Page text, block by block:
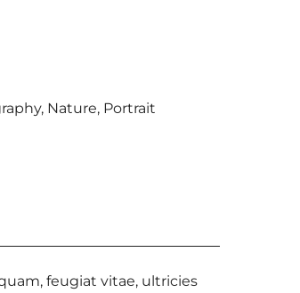
, Nature, Portrait
feugiat vitae, ultricies